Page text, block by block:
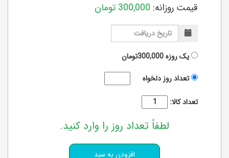
قیمت روزانه: 300,000 تومان
یک روزه300,000تومان
تعداد روز دلخواه
تعداد کالا:
لطفاً تعداد روز را وارد کنید.